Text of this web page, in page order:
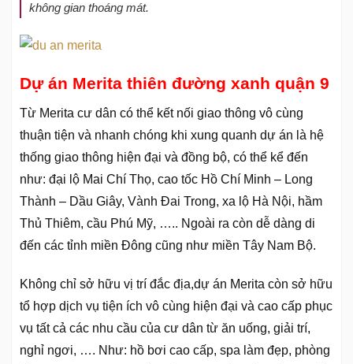
không gian thoáng mát.
Dự án Merita thiên đường xanh quận 9
Từ Merita cư dân có thể kết nối giao thông vô cùng
thuận tiện và nhanh chóng khi xung quanh dự án là hệ
thống giao thông hiện đại và đồng bộ, có thể kể đến
như: đại lộ Mai Chí Thọ, cao tốc Hồ Chí Minh – Long
Thành – Dầu Giây, Vành Đai Trong, xa lộ Hà Nội, hầm
Thủ Thiêm, cầu Phú Mỹ, ….. Ngoài ra còn dễ dàng di
đến các tỉnh miền Đông cũng như miền Tây Nam Bộ.
Không chỉ sở hữu vị trí đắc địa,dự án Merita còn sở hữu
tổ hợp dịch vụ tiện ích vô cùng hiện đại và cao cấp phục
vụ tất cả các nhu cầu của cư dân từ ăn uống, giải trí,
nghỉ ngơi, …. Như: hồ bơi cao cấp, spa làm đẹp, phòng